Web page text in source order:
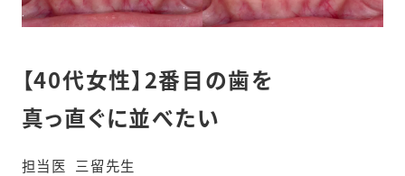
【40代女性】2番目の歯を
真っ直ぐに並べたい
担当医 三留先生